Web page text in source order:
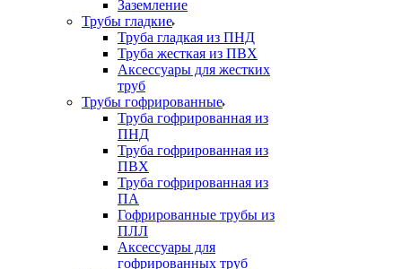
Заземление
Трубы гладкие
Труба гладкая из ПНД
Труба жесткая из ПВХ
Аксессуары для жестких
труб
Трубы гофрированные
Труба гофрированная из
ПНД
Труба гофрированная из
ПВХ
Труба гофрированная из
ПА
Гофрированные трубы из
ПЛЛ
Аксессуары для
гофрированных труб